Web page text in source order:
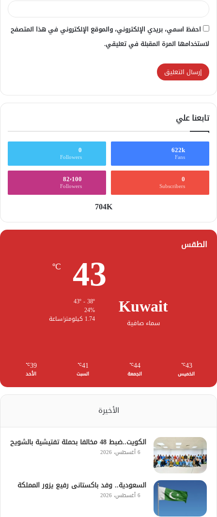
احفظ اسمي، بريدي الإلكتروني، والموقع الإلكتروني في هذا المتصفح
لاستخدامها المرة المقبلة في تعليقي.
تابعنا علي
622k
Fans
0
Followers
0
Subscribers
82٬100
Followers
704K
الطقس
Kuwait
سماء صافية
43
℃
24%
1.74 كيلومتر/ساعة
43
℃
الخميس
44
℃
الجمعة
41
℃
السبت
39
℃
الأحد
الأخيرة
الكويت..ضبط 48 مخالفا بحملة تفتيشية بالشويح
6 أغسطس، 2026
السعودية.. وفد باكستانى رفيع يزور المملكة
6 أغسطس، 2026